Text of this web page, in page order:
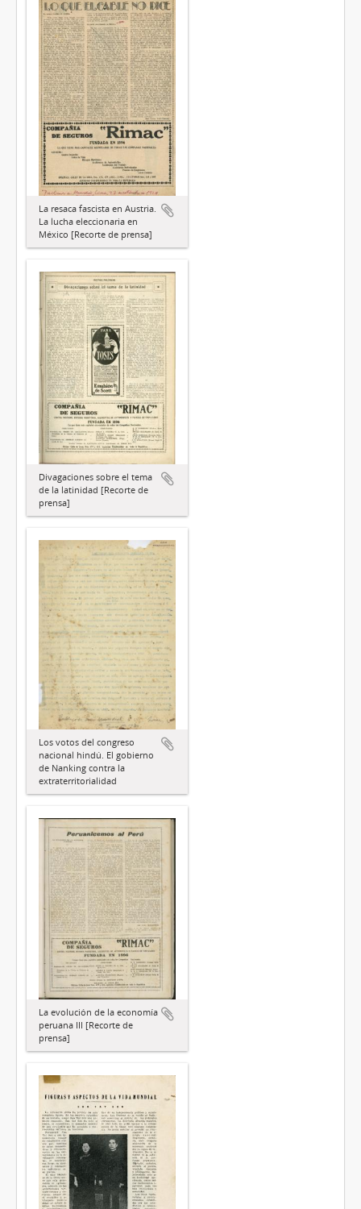
La resaca fascista en Austria.
La lucha eleccionaria en
México [Recorte de prensa]
Divagaciones sobre el tema
de la latinidad [Recorte de
prensa]
Los votos del congreso
nacional hindú. El gobierno
de Nanking contra la
extraterritorialidad
La evolución de la economía
peruana III [Recorte de
prensa]